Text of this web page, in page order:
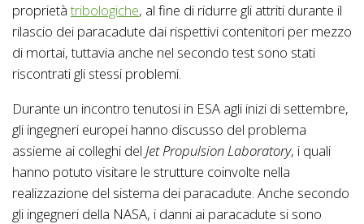
proprietàtribologiche, al fine di ridurre gli attriti durante il
rilascio dei paracadute dai rispettivi contenitori per mezzo
di mortai, tuttavia anche nel secondo test sono stati
riscontrati gli stessi problemi.
Durante un incontro tenutosi in ESA agli inizi di settembre,
gli ingegneri europei hanno discusso del problema
assieme ai colleghi del Jet Propulsion Laboratory, i quali
hanno potuto visitare le strutture coinvolte nella
realizzazione del sistema dei paracadute. Anche secondo
gli ingegneri della NASA, i danni ai paracadute si sono